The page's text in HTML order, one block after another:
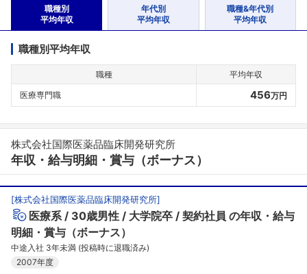
職種別
平均年収
年代別
平均年収
職種&年代別
平均年収
職種別平均年収
職種
平均年収
医療専門職
456万円
株式会社国際医薬品臨床開発研究所
年収・給与明細・賞与（ボーナス）
[株式会社国際医薬品臨床開発研究所]
医療系 30歳男性 大学院卒 契約社員 の年収・給与
明細・賞与（ボーナス）
中途入社 3年未満 (投稿時に退職済み)
2007年度